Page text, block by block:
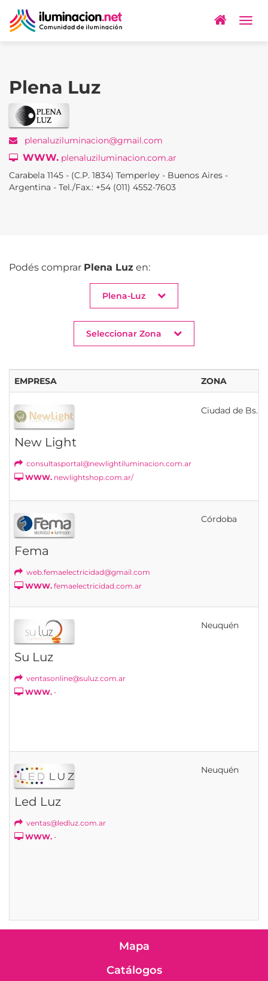
Plena Luz
plenaluziluminacion@gmail.com
WWW. plenaluziluminacion.com.ar
Carabela 1145 - (C.P. 1834) Temperley - Buenos Aires -
Argentina - Tel./Fax.: +54 (011) 4552-7603
Podés comprar Plena Luz en:
Plena-Luz
Seleccionar Zona
EMPRESA ZONA
New Light
consultasportal@newlightiluminacion.com.ar
WWW. newlightshop.com.ar/
Ciudad de Bs.
Fema
web.femaelectricidad@gmail.com
WWW. femaelectricidad.com.ar
Córdoba
Su Luz
ventasonline@suluz.com.ar
WWW. -
Neuquén
Led Luz
ventas@ledluz.com.ar
WWW. -
Neuquén
Mapa
Catálogos